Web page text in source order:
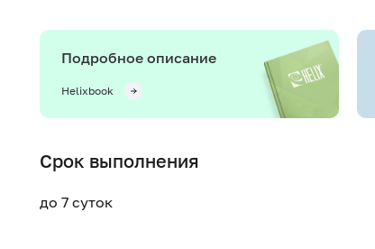
Подробное описание
Helixbook
Срок выполнения
до 7 суток